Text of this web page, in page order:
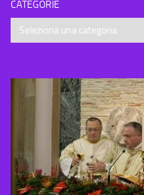
CATEGORIE
Categorie